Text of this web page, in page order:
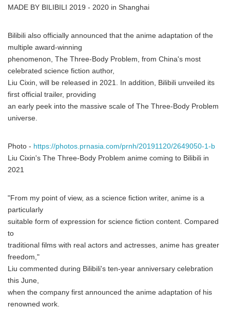
MADE BY BILIBILI 2019 - 2020 in Shanghai
Bilibili also officially announced that the anime adaptation of the
multiple award-winning
phenomenon, The Three-Body Problem, from China's most
celebrated science fiction author,
Liu Cixin, will be released in 2021. In addition, Bilibili unveiled its
first official trailer, providing
an early peek into the massive scale of The Three-Body Problem
universe.
Photo - https://photos.prnasia.com/prnh/20191120/2649050-1-b
Liu Cixin's The Three-Body Problem anime coming to Bilibili in
2021
"From my point of view, as a science fiction writer, anime is a
particularly
suitable form of expression for science fiction content. Compared
to
traditional films with real actors and actresses, anime has greater
freedom,"
Liu commented during Bilibili's ten-year anniversary celebration
this June,
when the company first announced the anime adaptation of his
renowned work.